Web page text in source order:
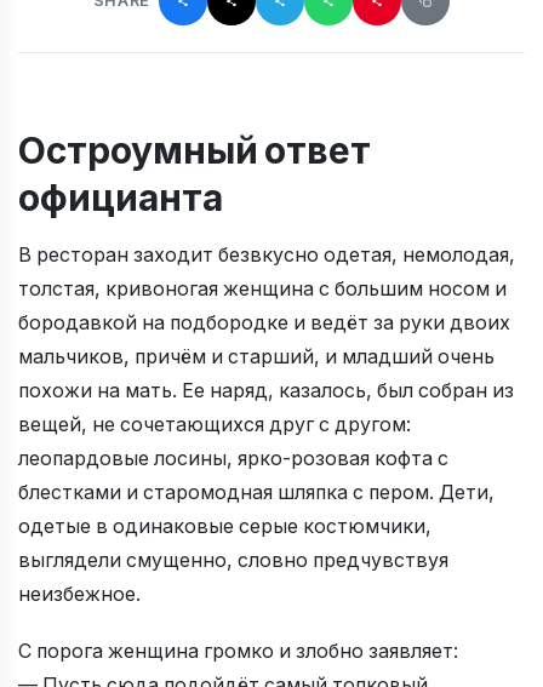
Остроумный ответ
официанта
В ресторан заходит безвкусно одетая, немолодая,
толстая, кривоногая женщина с большим носом и
бородавкой на подбородке и ведёт за руки двоих
мальчиков, причём и старший, и младший очень
похожи на мать. Ее наряд, казалось, был собран из
вещей, не сочетающихся друг с другом:
леопардовые лосины, ярко-розовая кофта с
блестками и старомодная шляпка с пером. Дети,
одетые в одинаковые серые костюмчики,
выглядели смущенно, словно предчувствуя
неизбежное.
С порога женщина громко и злобно заявляет: